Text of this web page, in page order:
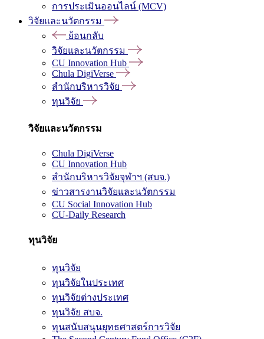
การประเมินออนไลน์ (MCV)
วิจัยและนวัตกรรม
ย้อนกลับ
วิจัยและนวัตกรรม
CU Innovation Hub
Chula DigiVerse
สำนักบริหารวิจัย
ทุนวิจัย
วิจัยและนวัตกรรม
Chula DigiVerse
CU Innovation Hub
สำนักบริหารวิจัยจุฬาฯ (สบจ.)
ข่าวสารงานวิจัยและนวัตกรรม
CU Social Innovation Hub
CU-Daily Research
ทุนวิจัย
ทุนวิจัย
ทุนวิจัยในประเทศ
ทุนวิจัยต่างประเทศ
ทุนวิจัย สบจ.
ทุนสนับสนุนยุทธศาสตร์การวิจัย